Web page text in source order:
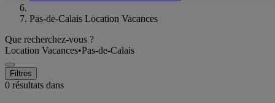
Pas-de-Calais Location Vacances
Que recherchez-vous ?
Location Vacances•Pas-de-Calais
Filtres
0 résultats dans